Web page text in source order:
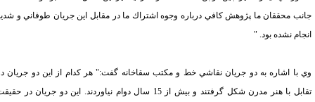
محققان ما پژوهش كافي درباره وجوه اشتراك ما در مقابل اين جريان طوفاني و شديد
نشده بود. "
با اشاره به دو جريان نقاشي خط و مكتب سقاخانه گفت:" هر كدام از اين دو جريان در
تقابل با هنر مدرن شكل گرفتند و بيش از 15 سال دوام نياوردند. اين دو جريان در حقيقت